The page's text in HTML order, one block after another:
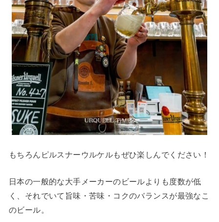
もちろんピルスナーウルケルもぜひ楽しんでください！
日本の一般的な大手メーカーのビールよりも度数が低
く、それでいて旨味・苦味・コクのバランスが最強なこ
のビール。